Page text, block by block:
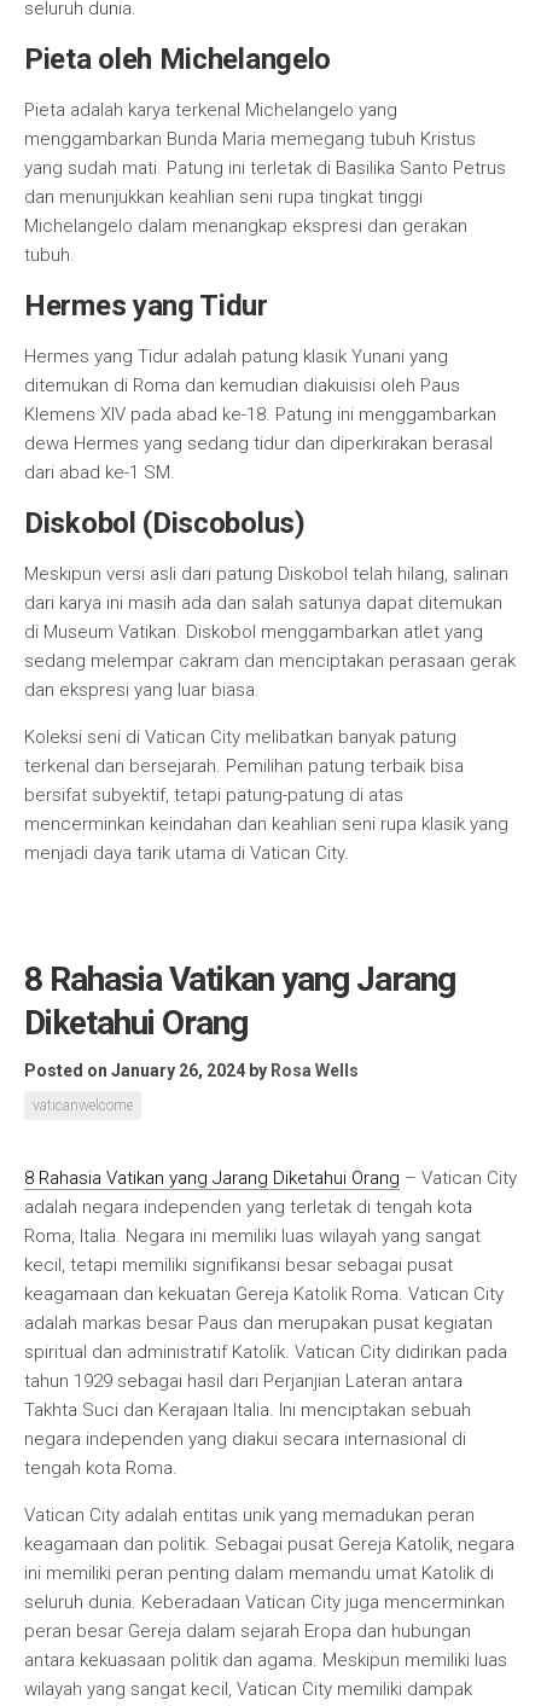
seluruh dunia.
Pieta oleh Michelangelo
Pieta adalah karya terkenal Michelangelo yang
menggambarkan Bunda Maria memegang tubuh Kristus
yang sudah mati. Patung ini terletak di Basilika Santo Petrus
dan menunjukkan keahlian seni rupa tingkat tinggi
Michelangelo dalam menangkap ekspresi dan gerakan
tubuh.
Hermes yang Tidur
Hermes yang Tidur adalah patung klasik Yunani yang
ditemukan di Roma dan kemudian diakuisisi oleh Paus
Klemens XIV pada abad ke-18. Patung ini menggambarkan
dewa Hermes yang sedang tidur dan diperkirakan berasal
dari abad ke-1 SM.
Diskobol (Discobolus)
Meskipun versi asli dari patung Diskobol telah hilang, salinan
dari karya ini masih ada dan salah satunya dapat ditemukan
di Museum Vatikan. Diskobol menggambarkan atlet yang
sedang melempar cakram dan menciptakan perasaan gerak
dan ekspresi yang luar biasa.
Koleksi seni di Vatican City melibatkan banyak patung
terkenal dan bersejarah. Pemilihan patung terbaik bisa
bersifat subyektif, tetapi patung-patung di atas
mencerminkan keindahan dan keahlian seni rupa klasik yang
menjadi daya tarik utama di Vatican City.
8 Rahasia Vatikan yang Jarang
Diketahui Orang
Posted on January 26, 2024 by Rosa Wells
vaticanwelcome
8 Rahasia Vatikan yang Jarang Diketahui Orang – Vatican City
adalah negara independen yang terletak di tengah kota
Roma, Italia. Negara ini memiliki luas wilayah yang sangat
kecil, tetapi memiliki signifikansi besar sebagai pusat
keagamaan dan kekuatan Gereja Katolik Roma. Vatican City
adalah markas besar Paus dan merupakan pusat kegiatan
spiritual dan administratif Katolik. Vatican City didirikan pada
tahun 1929 sebagai hasil dari Perjanjian Lateran antara
Takhta Suci dan Kerajaan Italia. Ini menciptakan sebuah
negara independen yang diakui secara internasional di
tengah kota Roma.
Vatican City adalah entitas unik yang memadukan peran
keagamaan dan politik. Sebagai pusat Gereja Katolik, negara
ini memiliki peran penting dalam memandu umat Katolik di
seluruh dunia. Keberadaan Vatican City juga mencerminkan
peran besar Gereja dalam sejarah Eropa dan hubungan
antara kekuasaan politik dan agama. Meskipun memiliki luas
wilayah yang sangat kecil, Vatican City memiliki dampak